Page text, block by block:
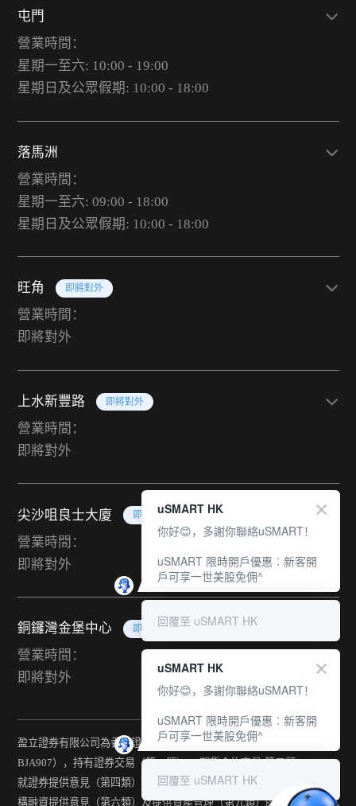
屯門
營業時間：
星期一至六: 10:00 - 19:00
星期日及公眾假期: 10:00 - 18:00
落馬洲
營業時間：
星期一至六: 09:00 - 18:00
星期日及公眾假期: 10:00 - 18:00
旺角 即將對外
營業時間：
即將對外
上水新豐路 即將對外
營業時間：
即將對外
尖沙咀良士大廈 即將對外
營業時間：
即將對外
銅鑼灣金堡中心 即將對外
營業時間：
即將對外
盈立證券有限公司為香港證監會持牌法團（中央編號：
BJA907），持有證券交易（第一類） 、期貨合約交易(第二類) 、
就證券提供意見（第四類） 、就期貨合約提供意見(第五類) 、就機
構融資提供意見（第六類）及提供資產管理（第九類）牌照。
uSMART HK
你好😊，多謝你聯絡uSMART！
uSMART 限時開戶優惠︰新客開
戶可享一世美股免佣^
回覆至 uSMART HK
uSMART HK
你好😊，多謝你聯絡uSMART！
uSMART 限時開戶優惠︰新客開
戶可享一世美股免佣^
回覆至 uSMART HK